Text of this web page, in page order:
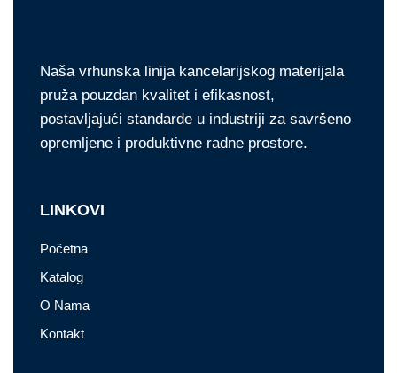
Naša vrhunska linija kancelarijskog materijala
pruža pouzdan kvalitet i efikasnost,
postavljajući standarde u industriji za savršeno
opremljene i produktivne radne prostore.
LINKOVI
Početna
Katalog
O Nama
Kontakt